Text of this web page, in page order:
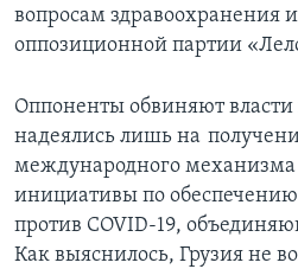
вопросам здравоохранения
оппозиционной партии
Оппоненты обвиняют власти
надеялись лишь на
международного
инициативы по
против COVID-19,
Как выяснилось, Грузия не